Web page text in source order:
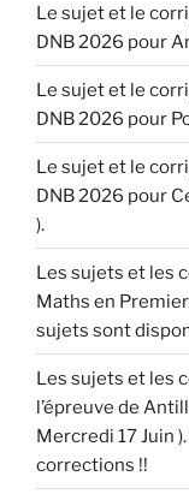
Le sujet et le
DNB 2026 pour
Le sujet et le
DNB 2026 pour
Le sujet et le
DNB 2026 pour
).
Les sujets et les
Maths en
sujets sont
Les sujets et les
l’épreuve de
Mercredi 17 Juin
corrections !!